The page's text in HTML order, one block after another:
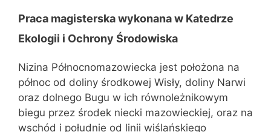
Praca magisterska wykonana w Katedrze
Ekologii i Ochrony Środowiska
Nizina Północnomazowiecka jest położona na
północ od doliny środkowej Wisły, doliny Narwi
oraz dolnego Bugu w ich równoleżnikowym
biegu przez środek niecki mazowieckiej, oraz na
wschód i południe od linii wiślańskiego